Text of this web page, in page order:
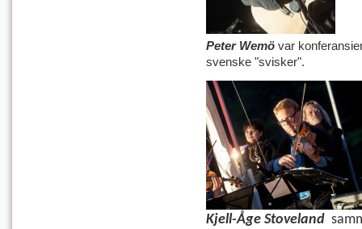
Peter Wemö var
svenske "svisker".
Kjell-Åge Stoveland